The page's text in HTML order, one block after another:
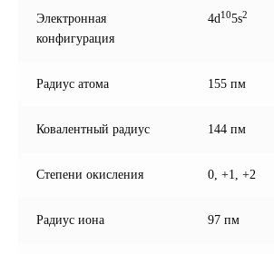
Электронная
конфигурация
4d105s2
Радиус атома 155 пм
Ковалентный радиус 144 пм
Степени окисления 0, +1, +2
Радиус иона 97 пм